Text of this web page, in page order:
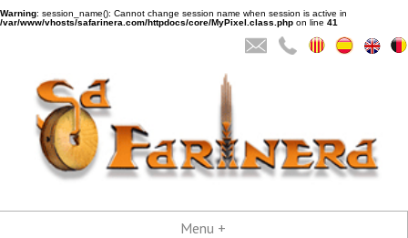
Warning: session_name(): Cannot change session name when session is active in
/var/www/vhosts/safarinera.com/httpdocs/core/MyPixel.class.php on line 41
Menu